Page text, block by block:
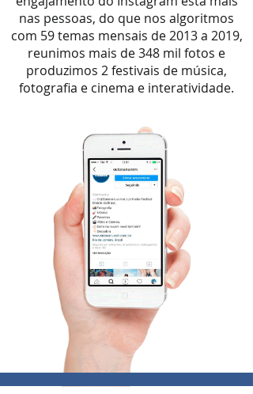
nas pessoas, do que nos algoritmos
com 59 temas mensais de 2013 a 2019,
reunimos mais de 348 mil fotos e
produzimos 2 festivais de música,
fotografia e cinema e interatividade.